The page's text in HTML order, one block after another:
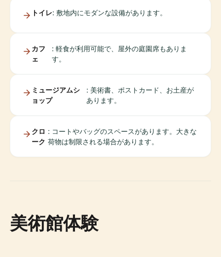
トイレ: 敷地内にモダンな設備があります。
カフ
ェ
: 軽食が利用可能で、屋外の庭園席もありま
す。
ミュージアムシ
ョップ
: 美術書、ポストカード、お土産が
あります。
クロ
ーク
: コートやバッグのスペースがあります。大きな
荷物は制限される場合があります。
美術館体験